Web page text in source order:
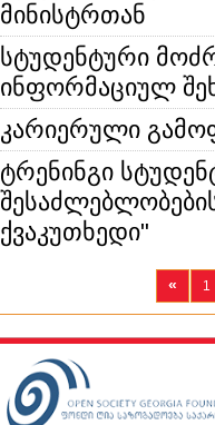
მინისტრთან
სტუდენტური
ინფორმაციულ
კარიერული
ტრენინგი
ქვაკუთხედი"
« 1